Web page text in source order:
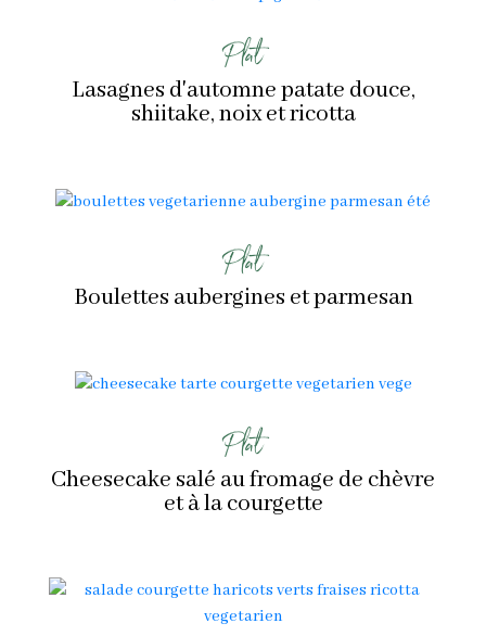
Plat
Lasagnes d'automne patate douce,
shiitake, noix et ricotta
Plat
Boulettes aubergines et parmesan
Plat
Cheesecake salé au fromage de chèvre
et à la courgette